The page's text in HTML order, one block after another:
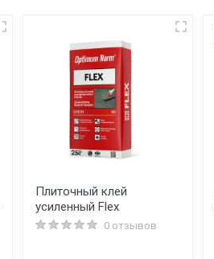
Плиточный клей
усиленный Flex
0 отзывов